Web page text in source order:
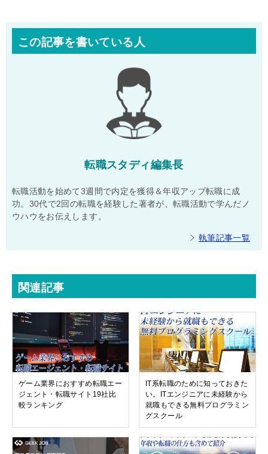
この記事を書いている人
転職スタディ編集長
転職活動を始めて3週間で内定を獲得＆年収アップ転職に成
功。30代で2回の転職を経験した著者が、転職活動で学んだノ
ウハウをお伝えします。
執筆記事一覧
関連記事
ゲーム業界におすすめ転職エー
ジェント・転職サイト19社比
較ランキング
IT系転職のために知っておきた
い。ITエンジニアに未経験から
就職もできる無料プログラミン
グスクール